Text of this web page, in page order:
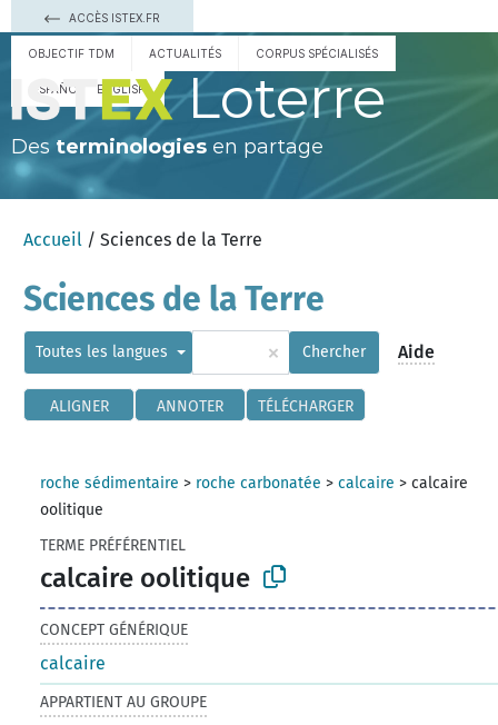
ACCÈS ISTEX.FR
OBJECTIF TDM ACTUALITÉS CORPUS SPÉCIALISÉS
ESPAÑOL ENGLISH Loterre
Des terminologies en partage
Accueil / Sciences de la Terre
Sciences de la Terre
Toutes les langues × Chercher Aide
ALIGNER ANNOTER TÉLÉCHARGER
roche sédimentaire > roche carbonatée >calcaire >calcaire
oolitique
TERME PRÉFÉRENTIEL
calcaire oolitique
CONCEPT GÉNÉRIQUE
calcaire
APPARTIENT AU GROUPE